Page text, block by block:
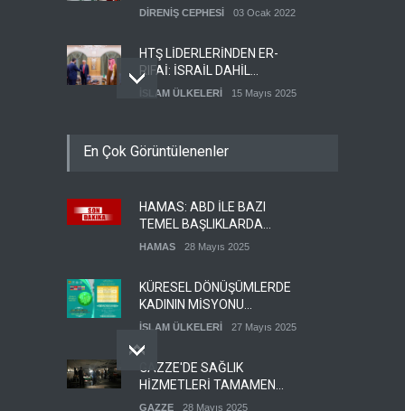
DİRENİŞ CEPHESİ 03 Ocak 2022
HTŞ LİDERLERİNDEN ER-
RIFAİ: İSRAİL DAHİL
HERKESLE BARIŞ
İSLAM ÜLKELERİ 15 Mayıs 2025
TEMSİLCİSİ EBU
İŞGALCİ İSRAİL ORDUSU
YEDEK ASKERLERİ GÖREVE
ÇAĞIRDI
SİYONİST REJİM 27 Mayıs 2025
En Çok Görüntülenenler
HAMAS: ABD İLE BAZI
TEMEL BAŞLIKLARDA
MUTABAKATA VARDIK
HAMAS 28 Mayıs 2025
KÜRESEL DÖNÜŞÜMLERDE
KADININ MİSYONU
KONFERANSI
İSLAM ÜLKELERİ 27 Mayıs 2025
GAZZE'DE SAĞLIK
HİZMETLERİ TAMAMEN
ÇÖKMEK ÜZERE
GAZZE 28 Mayıs 2025